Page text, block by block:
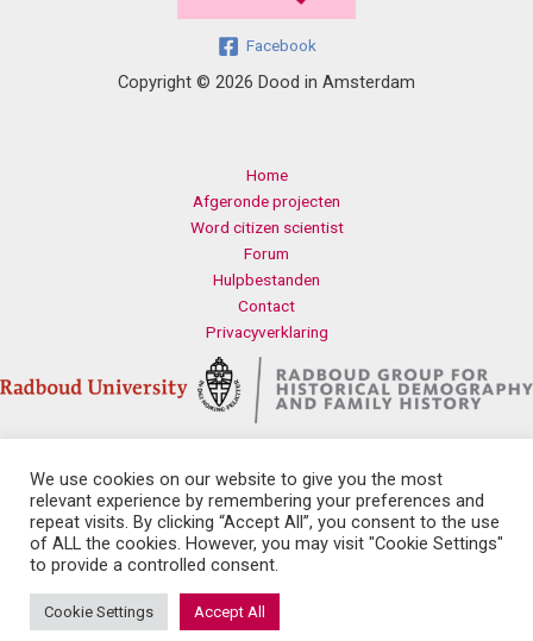
Facebook
Copyright © 2026 Dood in Amsterdam
Home
Afgeronde projecten
Word citizen scientist
Forum
Hulpbestanden
Contact
Privacyverklaring
Contact
Radboud Universiteit
Erasmusplein 1
6525 HT Nijmegen
We use cookies on our website to give you the most
relevant experience by remembering your preferences and
repeat visits. By clicking “Accept All”, you consent to the use
of ALL the cookies. However, you may visit "Cookie Settings"
to provide a controlled consent.
Cookie Settings Accept All